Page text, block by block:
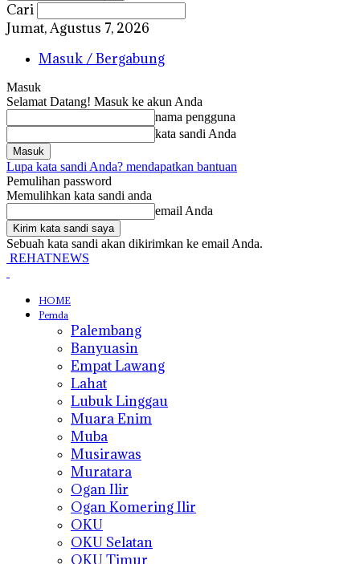
Cari
Jumat, Agustus 7, 2026
Masuk / Bergabung
Masuk
Selamat Datang! Masuk ke akun Anda
nama pengguna
kata sandi Anda
Lupa kata sandi Anda? mendapatkan bantuan
Pemulihan password
Memulihkan kata sandi anda
email Anda
Sebuah kata sandi akan dikirimkan ke email Anda.
REHATNEWS
HOME
Pemda
Palembang
Banyuasin
Empat Lawang
Lahat
Lubuk Linggau
Muara Enim
Muba
Musirawas
Muratara
Ogan Ilir
Ogan Komering Ilir
OKU
OKU Selatan
OKU Timur